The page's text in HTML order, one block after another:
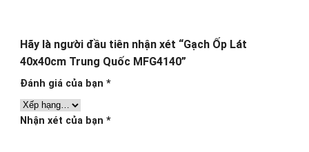
Hãy là người đầu tiên nhận xét “Gạch Ốp Lát
40x40cm Trung Quốc MFG4140”
Đánh giá của bạn *
Nhận xét của bạn *